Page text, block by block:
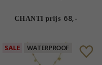
CHANTI prijs 68,-
SALE WATERPROOF